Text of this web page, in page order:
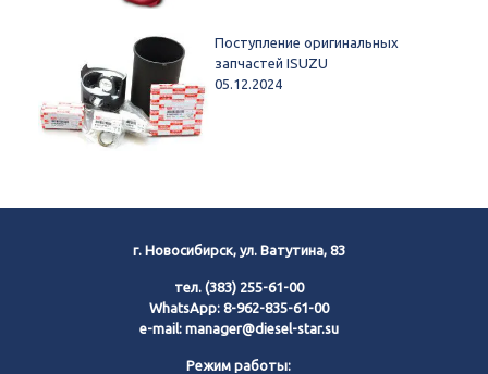
Поступление оригинальных
запчастей ISUZU
05.12.2024
г. Новосибирск, ул. Ватутина, 83
тел. (383) 255-61-00
WhatsApp: 8-962-835-61-00
e-mail: manager@diesel-star.su
Режим работы: